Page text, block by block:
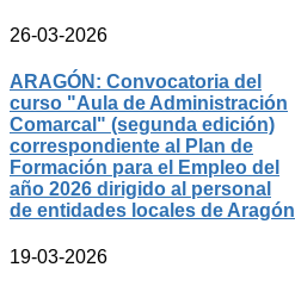
26-03-2026
ARAGÓN: Convocatoria del
curso "Aula de Administración
Comarcal" (segunda edición)
correspondiente al Plan de
Formación para el Empleo del
año 2026 dirigido al personal
de entidades locales de Aragón
19-03-2026